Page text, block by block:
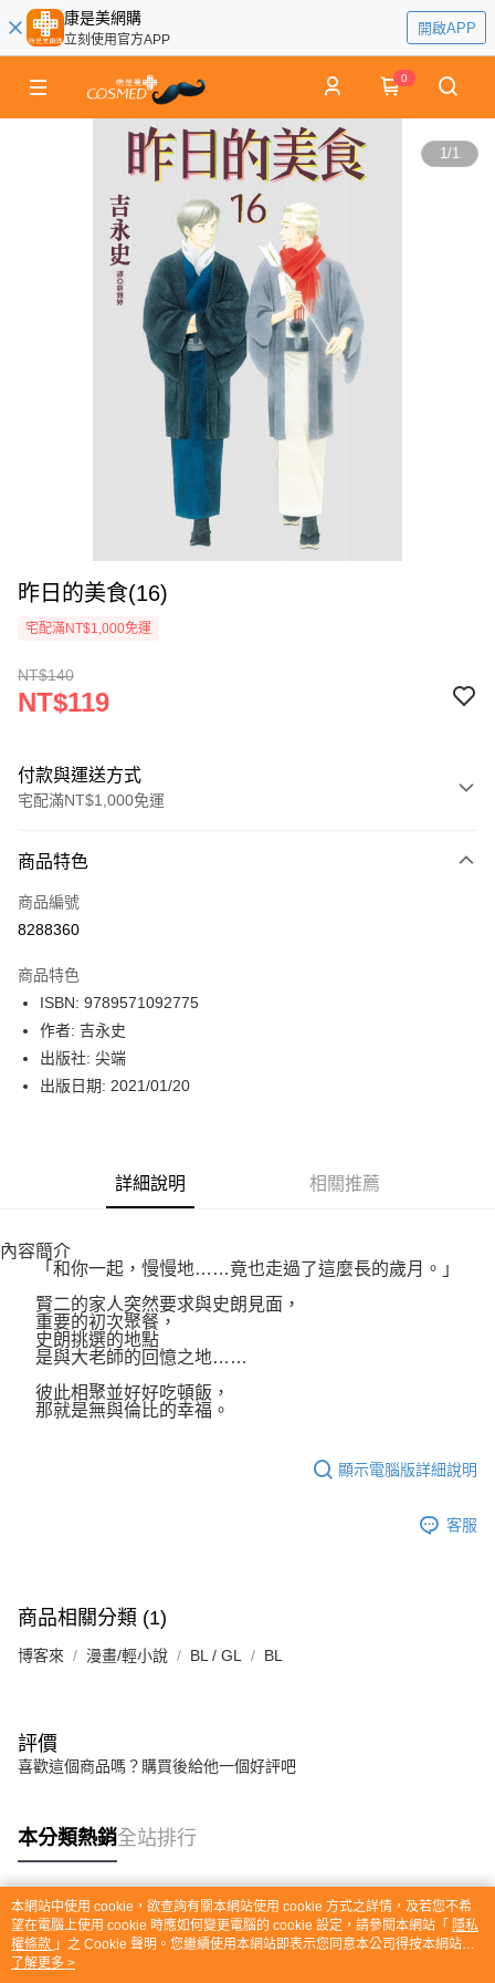
康是美網購
立刻使用官方APP
開啟APP
0
1/1
昨日的美食(16)
宅配滿NT$1,000免運
NT$140
NT$119
付款與運送方式
宅配滿NT$1,000免運
icash Pay
信用卡一次付款
LINE Pay
Apple Pay
街口支付
博客來商品配送方式
每筆NT$80，滿NT$1,000(含以上)免運費
商品特色
商品編號
8288360
商品特色
ISBN: 9789571092775
作者: 吉永史
出版社: 尖端
出版日期: 2021/01/20
詳細說明 相關推薦
內容簡介
「和你一起，慢慢地……竟也走過了這麼長的歲月。」
賢二的家人突然要求與史朗見面，
重要的初次聚餐，
史朗挑選的地點
是與大老師的回憶之地……
彼此相聚並好好吃頓飯，
那就是無與倫比的幸福。
顯示電腦版詳細說明
客服
商品相關分類 (1)
博客來 漫畫/輕小說 BL / GL BL
評價
喜歡這個商品嗎？購買後給他一個好評吧
本分類熱銷全站排行
熱門標籤
本網站中使用 cookie，欲查詢有關本網站使用 cookie 方式之詳情，及若您不希
望在電腦上使用 cookie 時應如何變更電腦的 cookie 設定，請參閱本網站「 隱私
權條款 」之 Cookie 聲明。您繼續使用本網站即表示您同意本公司得按本網站使
用條款之 Cookie 聲明使用 cookie。
了解更多 >